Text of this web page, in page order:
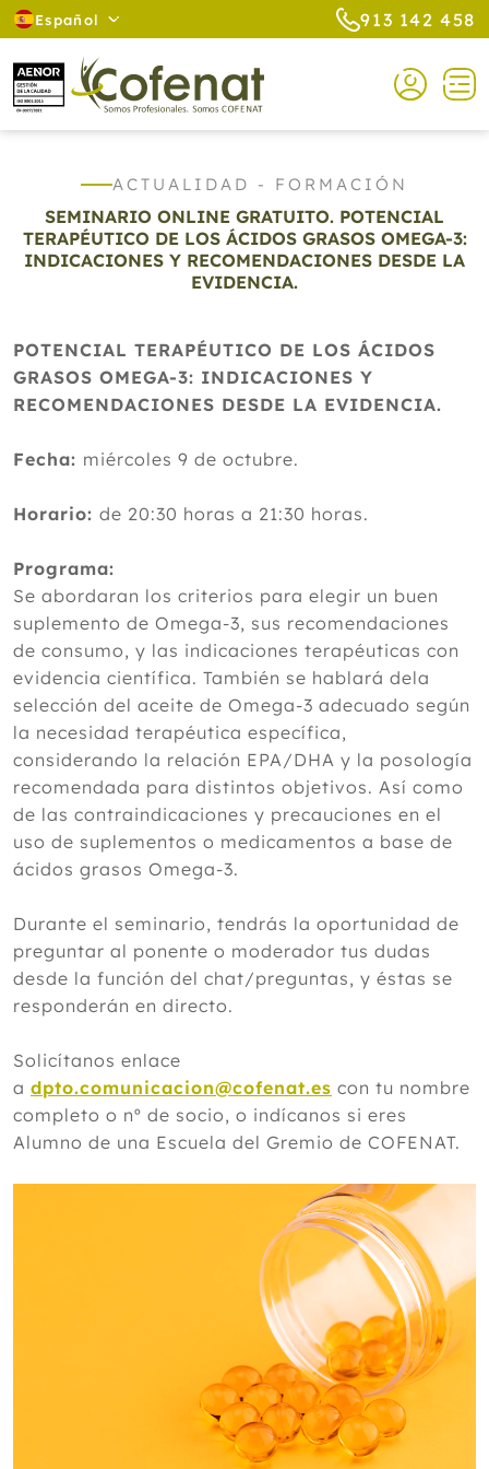
Español 913 142 458
ACTUALIDAD - FORMACIÓN
SEMINARIO ONLINE GRATUITO. POTENCIAL
TERAPÉUTICO DE LOS ÁCIDOS GRASOS OMEGA-3:
INDICACIONES Y RECOMENDACIONES DESDE LA
EVIDENCIA.
POTENCIAL TERAPÉUTICO DE LOS ÁCIDOS
GRASOS OMEGA-3: INDICACIONES Y
RECOMENDACIONES DESDE LA EVIDENCIA.
Fecha: miércoles 9 de octubre.
Horario: de 20:30 horas a 21:30 horas.
Programa:
Se abordaran los criterios para elegir un buen
suplemento de Omega-3, sus recomendaciones
de consumo, y las indicaciones terapéuticas con
evidencia científica. También se hablará dela
selección del aceite de Omega-3 adecuado según
la necesidad terapéutica específica,
considerando la relación EPA/DHA y la posología
recomendada para distintos objetivos. Así como
de las contraindicaciones y precauciones en el
uso de suplementos o medicamentos a base de
ácidos grasos Omega-3.
Durante el seminario, tendrás la oportunidad de
preguntar al ponente o moderador tus dudas
desde la función del chat/preguntas, y éstas se
responderán en directo.
Solicítanos enlace
a dpto.comunicacion@cofenat.es con tu nombre
completo o nº de socio, o indícanos si eres
Alumno de una Escuela del Gremio de COFENAT.